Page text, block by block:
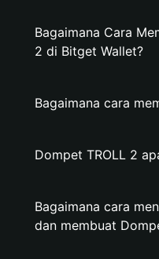
Bagaimana Cara
2 di Bitget Wallet?
Bagaimana cara
Dompet TROLL 2
Bagaimana cara
dan membuat